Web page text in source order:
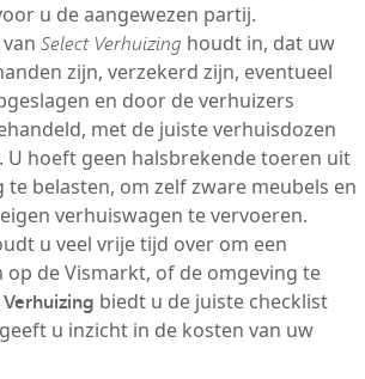
u de aangewezen partij.
Select Verhuizing houdt in, dat uw
zijn, verzekerd zijn, eventueel
en door de verhuizers
met de juiste verhuisdozen
U hoeft geen halsbrekende toeren uit
belasten, om zelf zware meubels en
verhuiswagen te vervoeren.
u veel vrije tijd over om een
de Vismarkt, of de omgeving te
biedt u de juiste checklist
u inzicht in de kosten van uw